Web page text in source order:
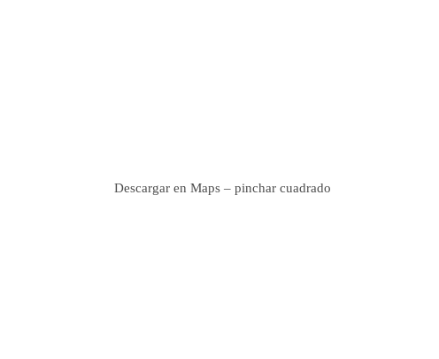
Descargar en Maps – pinchar cuadrado